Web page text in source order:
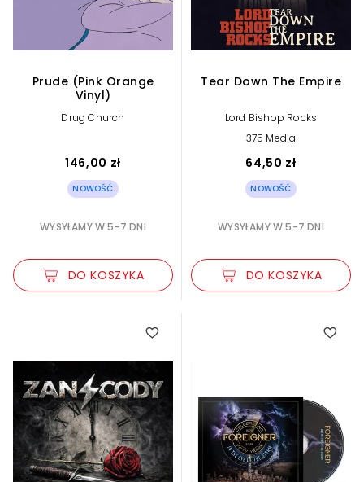
Prude (Pink Orange
Vinyl)
Drug Church
146,00 zł
NOWOŚĆ
WYSYŁAMY W 5-7 DNI
DO KOSZYKA
Tear Down The Empire
Lord Bishop Rocks
375 Media
64,50 zł
NOWOŚĆ
WYSYŁAMY W 5-7 DNI
DO KOSZYKA